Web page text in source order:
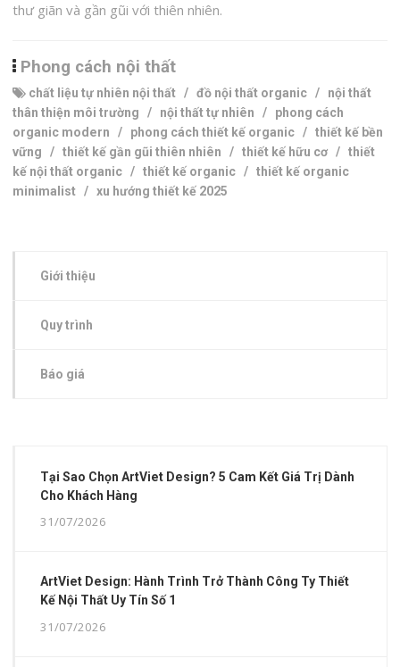
thư giãn và gần gũi với thiên nhiên.
Phong cách nội thất
chất liệu tự nhiên nội thất /đồ nội thất organic / nội thất
thân thiện môi trường / nội thất tự nhiên / phong cách
organic modern / phong cách thiết kế organic /thiết kế bền
vững /thiết kế gần gũi thiên nhiên /thiết kế hữu cơ /thiết
kế nội thất organic /thiết kế organic /thiết kế organic
minimalist /xu hướng thiết kế 2025
Giới thiệu
Quy trình
Báo giá
Tại Sao Chọn ArtViet Design? 5 Cam Kết Giá Trị Dành
Cho Khách Hàng
31/07/2026
ArtViet Design: Hành Trình Trở Thành Công Ty Thiết
Kế Nội Thất Uy Tín Số 1
31/07/2026